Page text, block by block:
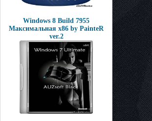
Windows 8 Build 7955
Максимальная x86 by PainteR
ver.2